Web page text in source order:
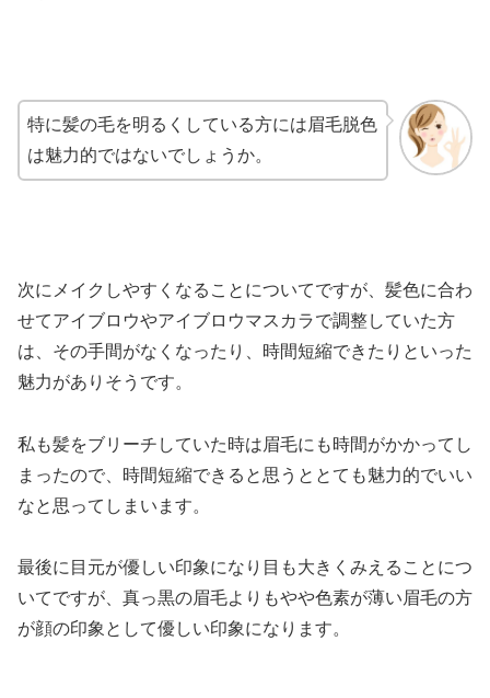
特に髪の毛を明るくしている方には眉毛脱色
は魅力的ではないでしょうか。
次にメイクしやすくなることについてですが、髪色に合わ
せてアイブロウやアイブロウマスカラで調整していた方
は、その手間がなくなったり、時間短縮できたりといった
魅力がありそうです。
私も髪をブリーチしていた時は眉毛にも時間がかかってし
まったので、時間短縮できると思うととても魅力的でいい
なと思ってしまいます。
最後に目元が優しい印象になり目も大きくみえることにつ
いてですが、真っ黒の眉毛よりもやや色素が薄い眉毛の方
が顔の印象として優しい印象になります。